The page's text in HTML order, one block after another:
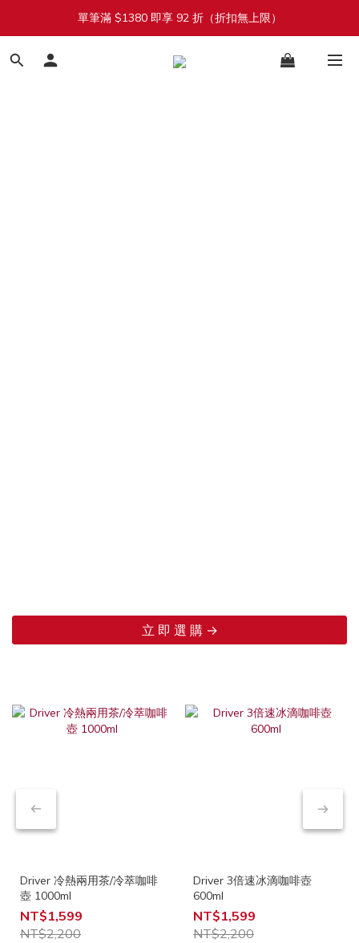
加入會員立即送 $100 購物金
單筆滿 $1380 即享 92 折（折扣無上限）
加入會員立即送 $100 購物金
立 即 選 購 →
Driver 冷熱兩用茶/冷萃咖啡
壺 1000ml
NT$1,599
NT$2,200
Driver 3倍速冰滴咖啡壺
600ml
NT$1,599
NT$2,200